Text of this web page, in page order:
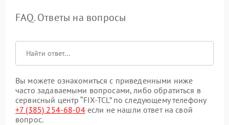
FAQ. Ответы на вопросы
Вы можете ознакомиться с приведенными ниже
часто задаваемыми вопросами, либо обратиться в
сервисный центр “FIX-TCL” по следующему телефону
+7 (385) 254-68-04если не нашли ответ на свой
вопрос.